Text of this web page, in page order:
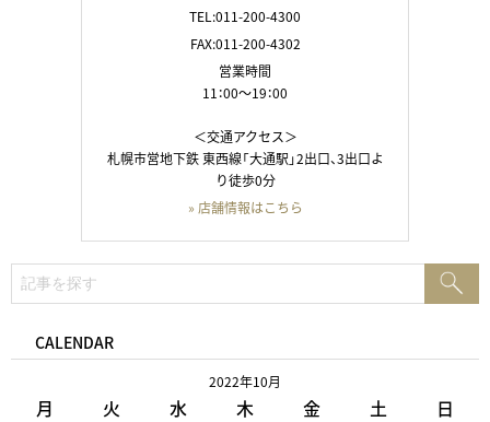
TEL:011-200-4300
FAX:011-200-4302
営業時間
11：00～19：00
＜交通アクセス＞
札幌市営地下鉄 東西線「大通駅」2出口、3出口よ
り徒歩0分
» 店舗情報はこちら
索:
CALENDAR
2022年10月
月 火 水 木 金 土 日